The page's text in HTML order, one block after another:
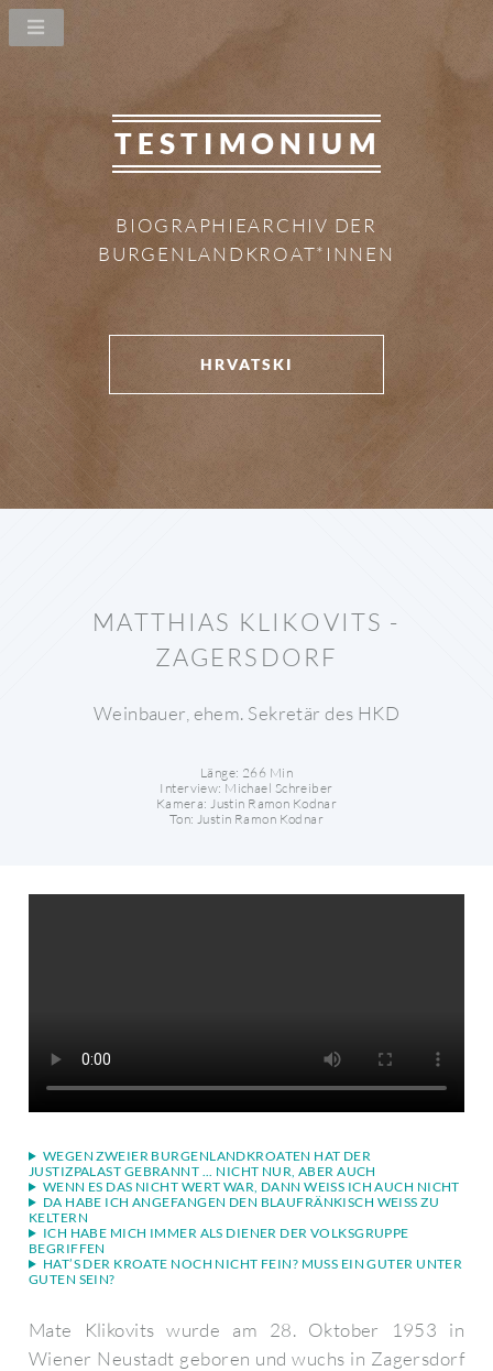
TESTIMONIUM
BIOGRAPHIEARCHIV DER
BURGENLANDKROAT*INNEN
HRVATSKI
MATTHIAS KLIKOVITS -
ZAGERSDORF
Weinbauer, ehem. Sekretär des HKD
Länge: 266 Min
Interview: Michael Schreiber
Kamera: Justin Ramon Kodnar
Ton: Justin Ramon Kodnar
WEGEN ZWEIER BURGENLANDKROATEN HAT DER
JUSTIZPALAST GEBRANNT ... NICHT NUR, ABER AUCH
WENN ES DAS NICHT WERT WAR, DANN WEISS ICH AUCH NICHT
DA HABE ICH ANGEFANGEN DEN BLAUFRÄNKISCH WEISS ZU K
ELTERN
ICH HABE MICH IMMER ALS DIENER DER VOLKSGRUPPE
BEGRIFFEN
HAT’S DER KROATE NOCH NICHT FEIN? MUSS EIN GUTER UNTER
GUTEN SEIN?
Mate Klikovits wurde am 28. Oktober 1953 in
Wiener Neustadt geboren und wuchs in Zagersdorf